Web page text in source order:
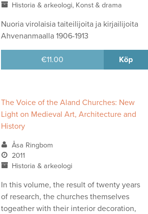
Historia & arkeologi, Konst & drama
Nuoria virolaisia taiteilijoita ja kirjailijoita
Ahvenanmaalla 1906-1913
€11.00 Köp
The Voice of the Aland Churches: New
Light on Medieval Art, Architecture and
History
Åsa Ringbom
2011
Historia & arkeologi
In this volume, the result of twenty years
of research, the churches themselves
togeather with their interior decoration,